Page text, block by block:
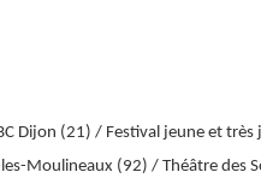
Dijon (21) / Festival jeune et
Moulineaux (92) / Théâtre des